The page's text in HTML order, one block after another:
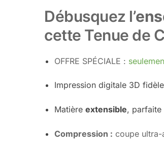
Débusquez l’
cette Tenue de
OFFRE SPÉCIALE :
Impression digitale 3D
Matièreextensible,
Compression : coupe ultra-